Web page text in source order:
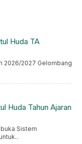
Huda TA
2026/2027 Gelombang
Huda Tahun Ajaran
Sistem